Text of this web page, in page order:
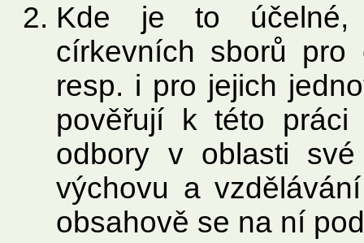
Kde je to účelné,
církevních sborů pro
resp. i pro jejich
pověřují k této práci
odbory v oblasti
výchovu a
obsahově se na ní